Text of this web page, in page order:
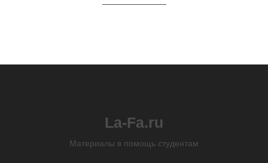
La-Fa.ru
Материалы в помощь студентам